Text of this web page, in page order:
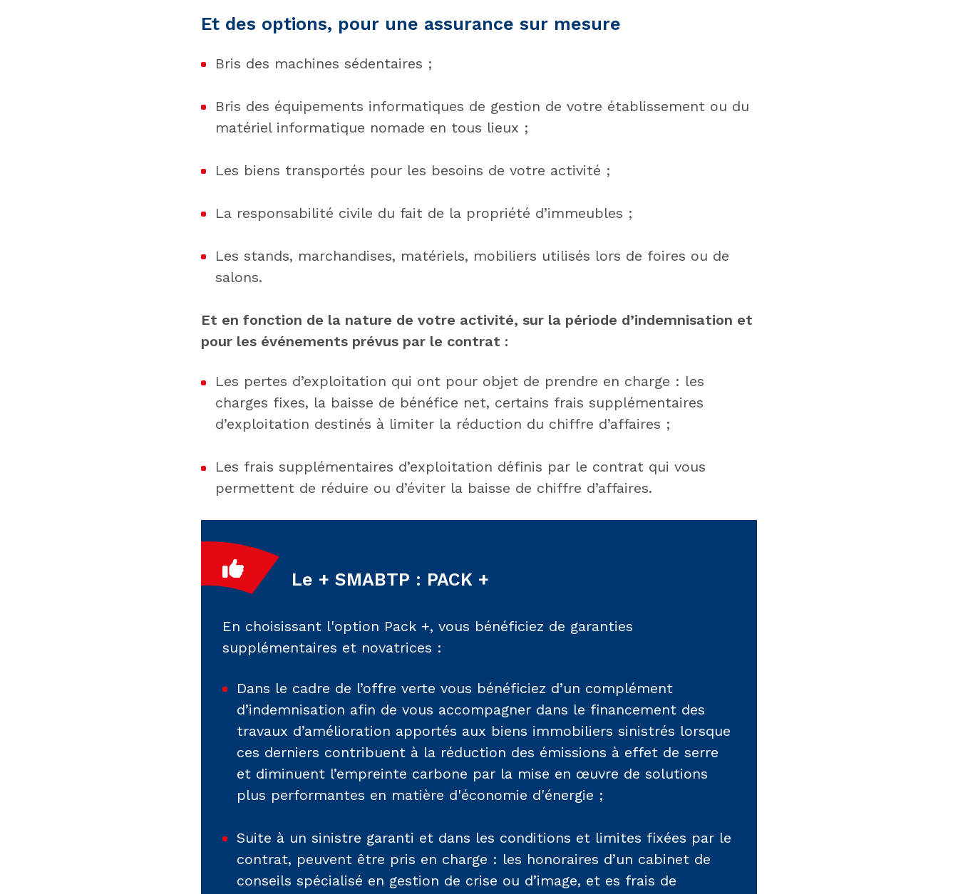
Et des options, pour une assurance sur mesure
Bris des machines sédentaires ;
Bris des équipements informatiques de gestion de votre établissement ou du
matériel informatique nomade en tous lieux ;
Les biens transportés pour les besoins de votre activité ;
La responsabilité civile du fait de la propriété d’immeubles ;
Les stands, marchandises, matériels, mobiliers utilisés lors de foires ou de
salons.
Et en fonction de la nature de votre activité, sur la période d’indemnisation et
pour les événements prévus par le contrat :
Les pertes d’exploitation qui ont pour objet de prendre en charge : les
charges fixes, la baisse de bénéfice net, certains frais supplémentaires
d’exploitation destinés à limiter la réduction du chiffre d’affaires ;
Les frais supplémentaires d’exploitation définis par le contrat qui vous
permettent de réduire ou d’éviter la baisse de chiffre d’affaires.
Le + SMABTP : PACK +
En choisissant l'option Pack +, vous bénéficiez de garanties
supplémentaires et novatrices :
Dans le cadre de l’offre verte vous bénéficiez d’un complément
d’indemnisation afin de vous accompagner dans le financement des
travaux d’amélioration apportés aux biens immobiliers sinistrés lorsque
ces derniers contribuent à la réduction des émissions à effet de serre
et diminuent l’empreinte carbone par la mise en œuvre de solutions
plus performantes en matière d'économie d'énergie ;
Suite à un sinistre garanti et dans les conditions et limites fixées par le
contrat, peuvent être pris en charge : les honoraires d’un cabinet de
conseils spécialisé en gestion de crise ou d’image, et es frais de